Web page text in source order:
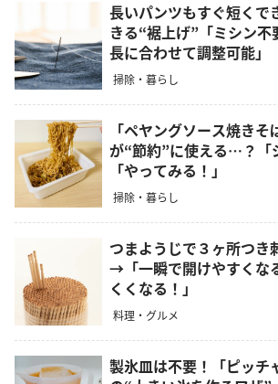
長いパンツもすぐ短くで
きる“裾上げ”「ミシン
長に合わせて調整可能」
掃除・暮らし
「ペヤングソース焼き
が“節約”に使える…？「
「やってみる！」
掃除・暮らし
つまようじで３ヶ所つき
→「一瞬で開けやすくな
くくなる！」
料理・グルメ
製氷皿は不要！「ピッチ